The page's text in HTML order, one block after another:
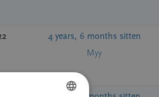
4 years, 6 months sitten
Myy